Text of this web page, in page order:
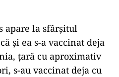
apare la sfârșitul
şi ea s-a vaccinat deja
ţară cu aproximativ
s-au vaccinat deja cu